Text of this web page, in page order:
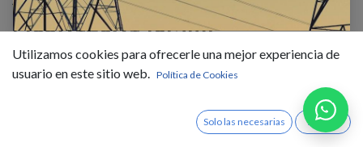
(405X120X140Mm)
$40,00 IVA Incluido
Utilizamos cookies para ofrecerle una mejor experiencia de
usuario en este sitio web. Política de Cookies
Solo las necesarias Acepto